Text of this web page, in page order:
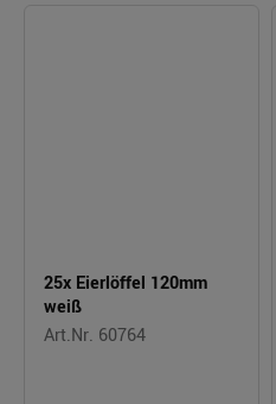
25x Eierlöffel 120mm
weiß
Art.Nr. 60764